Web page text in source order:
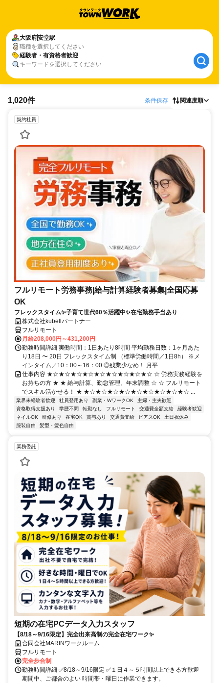
大阪府安堂駅
職種を選択してください
経験者・有資格者歓迎
キーワードを選択してください
1,020件 条件保存 関連度順
契約社員
フルリモート労務事務|給与計算経験者募集|全国応募
OK
フレックスタイム✨子育て世代60％活躍中✨在宅勤務手当あり
株式会社kubellパートナー
フルリモート
月給208,000円～431,200円
勤務時間詳細 実働時間：1日あたり8時間 平均勤務日数：1ヶ月あた
り18日 〜 20日 フレックスタイム制 （標準労働時間／1日8h） ※メ
インタイム／10：00～16：00 ◎残業少なめ！ 月平...
仕事内容 ★☆★☆★☆★☆★☆★☆★☆★☆★☆ ☆ 労務実務経験を
お持ちの方 ★ ★ 給与計算、勤怠管理、年末調整 ☆ ☆ フルリモート
でスキル活かせる！ ★ ★☆★☆★☆★☆★☆★☆★☆★☆★☆ ...
業界未経験者歓迎 社員登用あり 副業・WワークOK
主婦・主夫歓迎
資格取得支援あり
学歴不問 転勤なし フルリモート 交通費全額支給
経験者歓迎
ネイルOK
研修あり 在宅OK 賞与あり 交通費支給 ピアスOK
土日祝休み
服装自由
髪型・髪色自由
業務委託
短期の在宅PCデータ入力スタッフ
【8/18～9/16限定】完全出来高制の完全在宅ワーク✨
合同会社MARINワークルーム
フルリモート
完全歩合制
勤務時間詳細 ✅8/18～9/16限定 ✅１日４～５時間以上できる方歓迎
期間中、ご都合のよい 時間帯・曜日に作業できます。